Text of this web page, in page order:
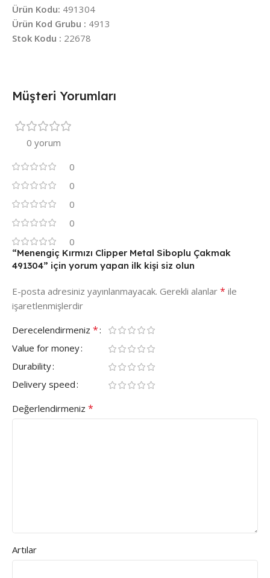
Ürün Kodu: 491304
Ürün Kod Grubu : 4913
Stok Kodu : 22678
Müşteri Yorumları
0 yorum
0
0
0
0
0
“Menengiç Kırmızı Clipper Metal Siboplu Çakmak
491304” için yorum yapan ilk kişi siz olun
E-posta adresiniz yayınlanmayacak. Gerekli alanlar * ile
işaretlenmişlerdir
Derecelendirmeniz *
Value for money
Durability
Delivery speed
Değerlendirmeniz *
Artılar